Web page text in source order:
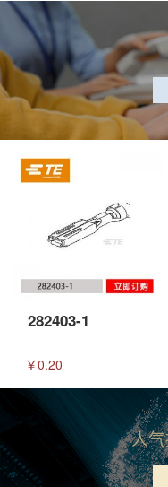
282403-1
￥0.20
人